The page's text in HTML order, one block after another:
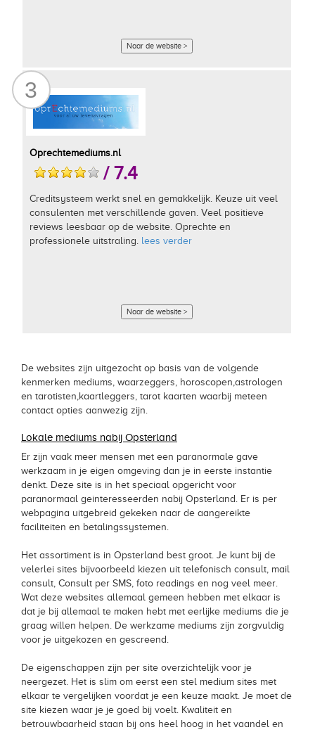
Naar de website >
3
Oprechtemediums.nl
/ 7.4
Creditsysteem werkt snel en gemakkelijk. Keuze uit veel
consulenten met verschillende gaven. Veel positieve
reviews leesbaar op de website. Oprechte en
professionele uitstraling. lees verder
Naar de website >
De websites zijn uitgezocht op basis van de volgende
kenmerken mediums, waarzeggers, horoscopen,astrologen
en tarotisten,kaartleggers, tarot kaarten waarbij meteen
contact opties aanwezig zijn.
Lokale mediums nabij Opsterland
Er zijn vaak meer mensen met een paranormale gave
werkzaam in je eigen omgeving dan je in eerste instantie
denkt. Deze site is in het speciaal opgericht voor
paranormaal geinteresseerden nabij Opsterland. Er is per
webpagina uitgebreid gekeken naar de aangereikte
faciliteiten en betalingssystemen.
Het assortiment is in Opsterland best groot. Je kunt bij de
velerlei sites bijvoorbeeld kiezen uit telefonisch consult, mail
consult, Consult per SMS, foto readings en nog veel meer.
Wat deze websites allemaal gemeen hebben met elkaar is
dat je bij allemaal te maken hebt met eerlijke mediums die je
graag willen helpen. De werkzame mediums zijn zorgvuldig
voor je uitgekozen en gescreend.
De eigenschappen zijn per site overzichtelijk voor je
neergezet. Het is slim om eerst een stel medium sites met
elkaar te vergelijken voordat je een keuze maakt. Je moet de
site kiezen waar je je goed bij voelt. Kwaliteit en
betrouwbaarheid staan bij ons heel hoog in het vaandel en